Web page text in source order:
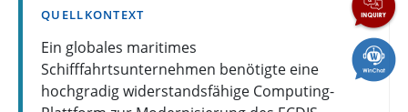
QUELLKONTEXT
Ein globales maritimes
Schifffahrtsunternehmen benötigte eine
hochgradig widerstandsfähige Computing-